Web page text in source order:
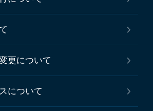
更について
について